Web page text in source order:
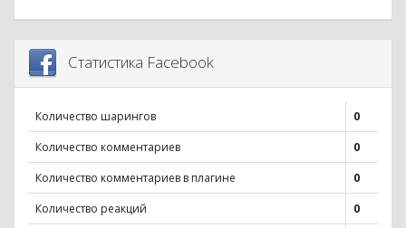
Статистика Facebook
Количество шарингов
0
Количество комментариев
0
Количество комментариев в плагине
0
Количество реакций
0